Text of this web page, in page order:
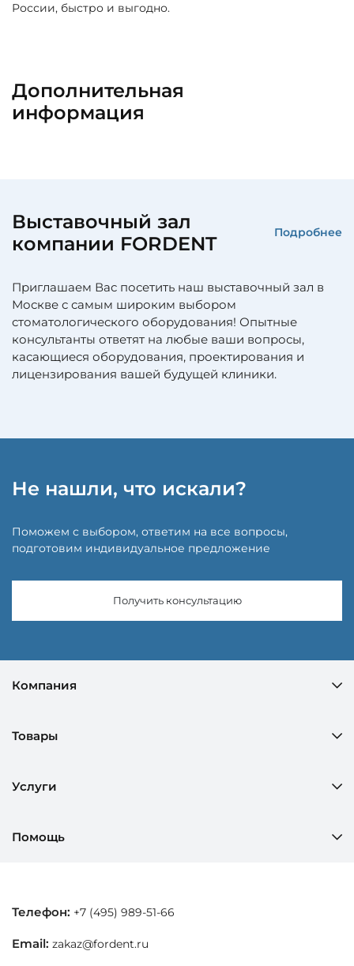
России, быстро и выгодно.
Дополнительная
информация
Выставочный зал
компании FORDENT
Подробнее
Приглашаем Вас посетить наш выставочный зал в
Москве с самым широким выбором
стоматологического оборудования! Опытные
консультанты ответят на любые ваши вопросы,
касающиеся оборудования, проектирования и
лицензирования вашей будущей клиники.
Не нашли, что искали?
Поможем с выбором, ответим на все вопросы,
подготовим индивидуальное предложение
Получить консультацию
Компания
Товары
Услуги
Помощь
Телефон: +7 (495) 989-51-66
Email: zakaz@fordent.ru